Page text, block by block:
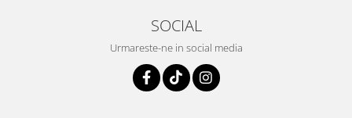
SOCIAL
Urmareste-ne in social media